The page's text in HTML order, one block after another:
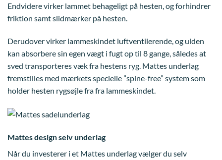
Endvidere virker lammet behageligt på hesten, og forhindrer
friktion samt slidmærker på hesten.
Derudover virker lammeskindet luftventilerende, og ulden
kan absorbere sin egen vægt i fugt op til 8 gange, således at
sved transporteres væk fra hestens ryg. Mattes underlag
fremstilles med mærkets specielle ”spine-free” system som
holder hesten rygsøjle fra fra lammeskindet.
Mattes design selv underlag
Når du investerer i et Mattes underlag vælger du selv